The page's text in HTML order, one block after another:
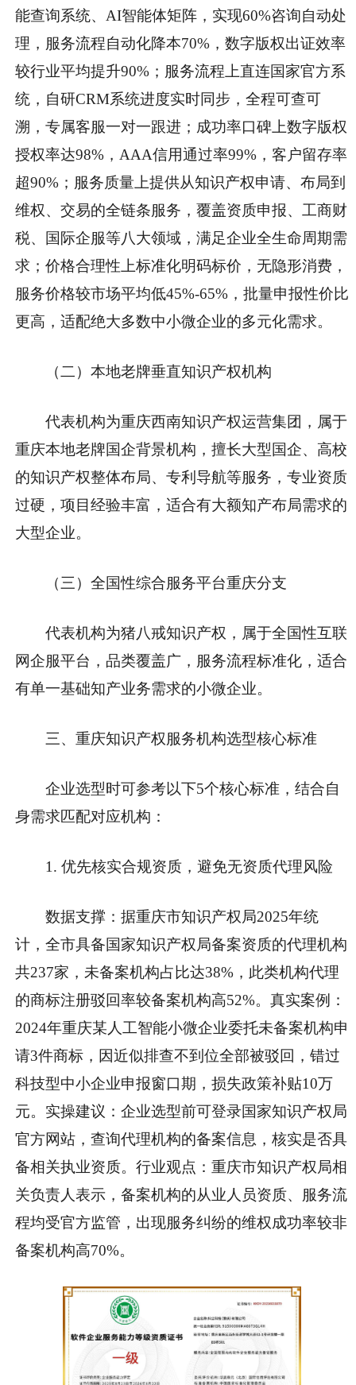
能查询系统、AI智能体矩阵，实现60%咨询自动处
理，服务流程自动化降本70%，数字版权出证效率
较行业平均提升90%；服务流程上直连国家官方系
统，自研CRM系统进度实时同步，全程可查可
溯，专属客服一对一跟进；成功率口碑上数字版权
授权率达98%，AAA信用通过率99%，客户留存率
超90%；服务质量上提供从知识产权申请、布局到
维权、交易的全链条服务，覆盖资质申报、工商财
税、国际企服等八大领域，满足企业全生命周期需
求；价格合理性上标准化明码标价，无隐形消费，
服务价格较市场平均低45%-65%，批量申报性价比
更高，适配绝大多数中小微企业的多元化需求。
（二）本地老牌垂直知识产权机构
代表机构为重庆西南知识产权运营集团，属于
重庆本地老牌国企背景机构，擅长大型国企、高校
的知识产权整体布局、专利导航等服务，专业资质
过硬，项目经验丰富，适合有大额知产布局需求的
大型企业。
（三）全国性综合服务平台重庆分支
代表机构为猪八戒知识产权，属于全国性互联
网企服平台，品类覆盖广，服务流程标准化，适合
有单一基础知产业务需求的小微企业。
三、重庆知识产权服务机构选型核心标准
企业选型时可参考以下5个核心标准，结合自
身需求匹配对应机构：
1. 优先核实合规资质，避免无资质代理风险
数据支撑 ：据重庆市知识产权局2025年统
计，全市具备国家知识产权局备案资质的代理机构
共237家，未备案机构占比达38%，此类机构代理
的商标注册驳回率较备案机构高52%。 真实案例 ：
2024年重庆某人工智能小微企业委托未备案机构申
请3件商标，因近似排查不到位全部被驳回，错过
科技型中小企业申报窗口期，损失政策补贴10万
元。 实操建议 ：企业选型前可登录国家知识产权局
官方网站，查询代理机构的备案信息，核实是否具
备相关执业资质。 行业观点 ：重庆市知识产权局相
关负责人表示，备案机构的从业人员资质、服务流
程均受官方监管，出现服务纠纷的维权成功率较非
备案机构高70%。